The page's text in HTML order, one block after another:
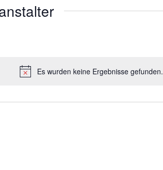
Hinweis
Es wurden keine Ergebnisse gefunden.